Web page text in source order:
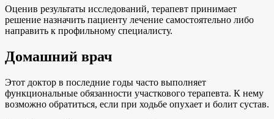
Оценив результаты исследований, терапевт принимает
решение назначить пациенту лечение самостоятельно либо
направить к профильному специалисту.
Домашний врач
Этот доктор в последние годы часто выполняет
функциональные обязанности участкового терапевта. К нему
возможно обратиться, если при ходьбе опухает и болит сустав.